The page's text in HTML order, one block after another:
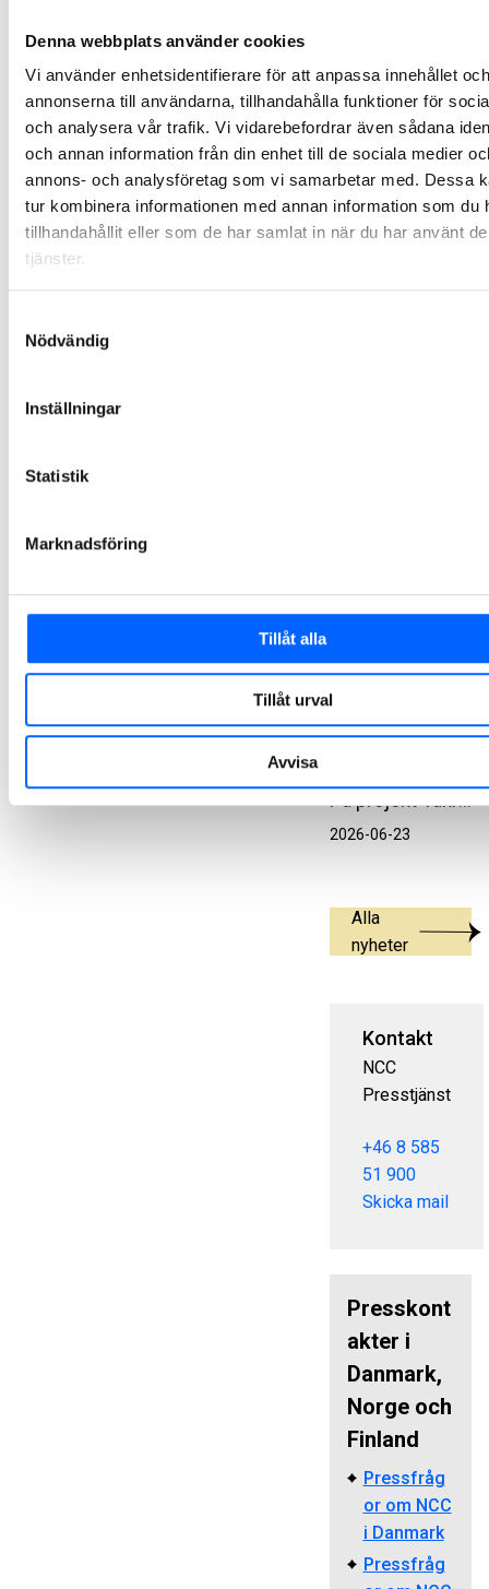
Denna webbplats använder cookies
Vi använder enhetsidentifierare för att anpassa innehållet och
annonserna till användarna, tillhandahålla funktioner för
och analysera vår trafik. Vi vidarebefordrar även sådana
och annan information från din enhet till de sociala medier
annons- och analysföretag som vi samarbetar med. Dessa
tur kombinera informationen med annan information som du
tillhandahållit eller som de har samlat in när du har använt
tjänster.
Nödvändig
Inställningar
Statistik
Marknadsföring
Tillåt alla
Tillåt urval
Avvisa
Ny hyresgäst till
Park Central i
Göteborg,
tecknar avtal
om 3 000
kvadratmeter
klimatpåverkan
från betong på
Takryttaren i
På projekt Takryttaren i Uppsala, som NCC bygger på uppdrag av Uppsalahem, har de senaste gjutningarna genomförts med en klimatpåverkan på 88 kg CO₂e per kubikmeter betong. Resultatet innebär att NCC har nått en ny lägstanivå för klimatpåverkan från betong baserad på etablerade material och produktionsmetoder.
2026-06-23
Alla
nyheter
Kontakt
NCC
Presstjänst
+46 8 585
51 900
Skicka mail
Presskont
akter i
Danmark,
Norge och
Finland
Pressfråg
or om NCC
i Danmark
Pressfråg